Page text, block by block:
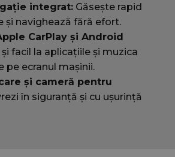
integrat:Găsește rapid
și navighează fără efort.
CarPlay și Android
facil la aplicațiile și muzica
pe ecranul mașinii.
și cameră pentru
în siguranță și cu ușurință